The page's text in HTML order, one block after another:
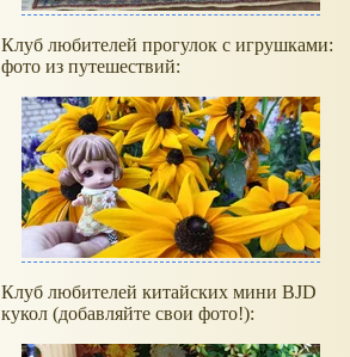
Клуб любителей прогулок с игрушками:
фото из путешествий:
Клуб любителей китайских мини BJD
кукол (добавляйте свои фото!):